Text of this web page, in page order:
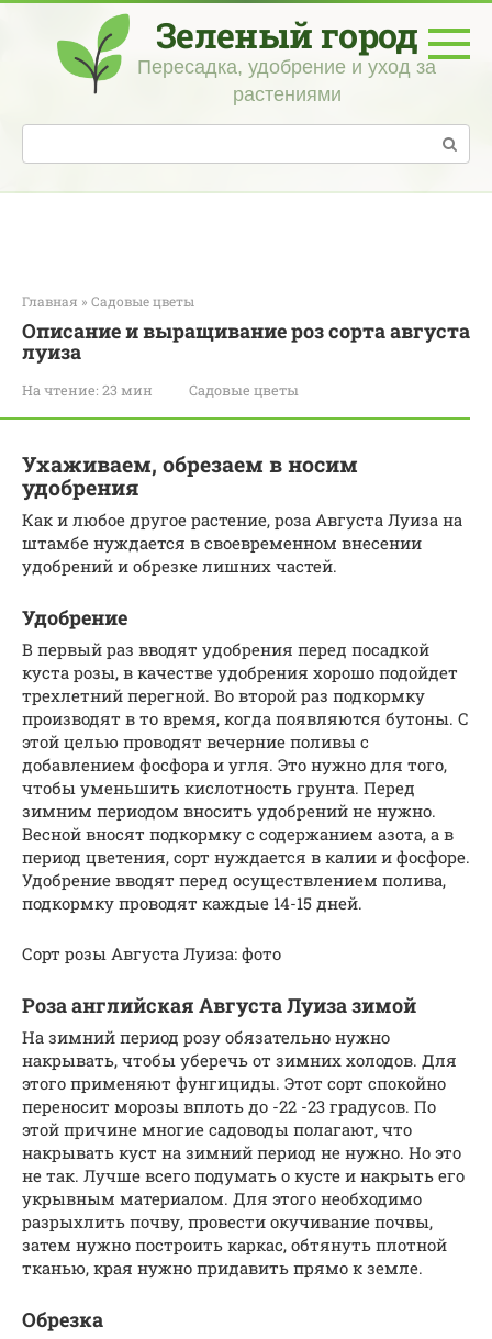
Перейти
контенту
Зеленый город
Пересадка, удобрение и уход за
растениями
Поиск:
Главная » Садовые цветы
Описание и выращивание роз сорта августа
луиза
На чтение: 23 мин Садовые цветы
Ухаживаем, обрезаем в носим
удобрения
Как и любое другое растение, роза Августа Луиза на
штамбе нуждается в своевременном внесении
удобрений и обрезке лишних частей.
Удобрение
В первый раз вводят удобрения перед посадкой
куста розы, в качестве удобрения хорошо подойдет
трехлетний перегной. Во второй раз подкормку
производят в то время, когда появляются бутоны. С
этой целью проводят вечерние поливы с
добавлением фосфора и угля. Это нужно для того,
чтобы уменьшить кислотность грунта. Перед
зимним периодом вносить удобрений не нужно.
Весной вносят подкормку с содержанием азота, а в
период цветения, сорт нуждается в калии и фосфоре.
Удобрение вводят перед осуществлением полива,
подкормку проводят каждые 14-15 дней.
Сорт розы Августа Луиза: фото
Роза английская Августа Луиза зимой
На зимний период розу обязательно нужно
накрывать, чтобы уберечь от зимних холодов. Для
этого применяют фунгициды. Этот сорт спокойно
переносит морозы вплоть до -22 -23 градусов. По
этой причине многие садоводы полагают, что
накрывать куст на зимний период не нужно. Но это
не так. Лучше всего подумать о кусте и накрыть его
укрывным материалом. Для этого необходимо
разрыхлить почву, провести окучивание почвы,
затем нужно построить каркас, обтянуть плотной
тканью, края нужно придавить прямо к земле.
Обрезка